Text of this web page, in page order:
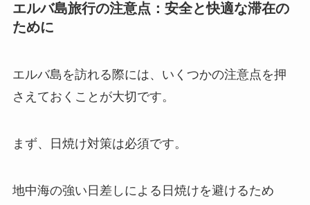
エルバ島旅行の注意点：安全と快適な滞在の
ために
エルバ島を訪れる際には、いくつかの注意点を押
さえておくことが大切です。
まず、日焼け対策は必須です。
地中海の強い日差しによる日焼けを避けるため